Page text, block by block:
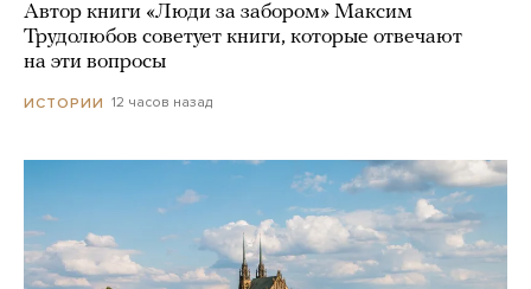
Автор книги «Люди за забором» Максим
Трудолюбов советует книги, которые отвечают
на эти вопросы
ИСТОРИИ 12 часов назад